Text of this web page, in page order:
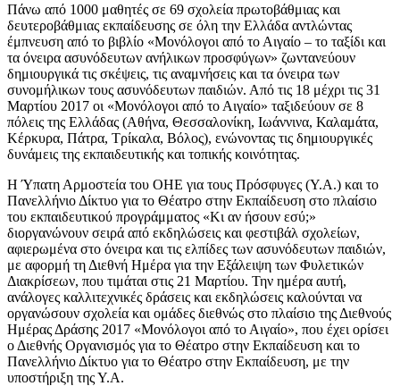
Πάνω από 1000 μαθητές σε 69 σχολεία πρωτοβάθμιας και
δευτεροβάθμιας εκπαίδευσης σε όλη την Ελλάδα αντλώντας
έμπνευση από το βιβλίο «Μονόλογοι από το Αιγαίο – το ταξίδι και
τα όνειρα ασυνόδευτων ανήλικων προσφύγων» ζωντανεύουν
δημιουργικά τις σκέψεις, τις αναμνήσεις και τα όνειρα των
συνομήλικων τους ασυνόδευτων παιδιών. Από τις 18 μέχρι τις 31
Μαρτίου 2017 οι «Μονόλογοι από το Αιγαίο» ταξιδεύουν σε 8
πόλεις της Ελλάδας (Αθήνα, Θεσσαλονίκη, Ιωάννινα, Καλαμάτα,
Κέρκυρα, Πάτρα, Τρίκαλα, Βόλος), ενώνοντας τις δημιουργικές
δυνάμεις της εκπαιδευτικής και τοπικής κοινότητας.
Η Ύπατη Αρμοστεία του ΟΗΕ για τους Πρόσφυγες (Υ.Α.) και το
Πανελλήνιο Δίκτυο για το Θέατρο στην Εκπαίδευση στο πλαίσιο
του εκπαιδευτικού προγράμματος «Κι αν ήσουν εσύ;»
διοργανώνουν σειρά από εκδηλώσεις και φεστιβάλ σχολείων,
αφιερωμένα στο όνειρα και τις ελπίδες των ασυνόδευτων παιδιών,
με αφορμή τη Διεθνή Ημέρα για την Εξάλειψη των Φυλετικών
Διακρίσεων, που τιμάται στις 21 Μαρτίου. Την ημέρα αυτή,
ανάλογες καλλιτεχνικές δράσεις και εκδηλώσεις καλούνται να
οργανώσουν σχολεία και ομάδες διεθνώς στο πλαίσιο της Διεθνούς
Ημέρας Δράσης 2017 «Μονόλογοι από το Αιγαίο», που έχει ορίσει
ο Διεθνής Οργανισμός για το Θέατρο στην Εκπαίδευση και το
Πανελλήνιο Δίκτυο για το Θέατρο στην Εκπαίδευση, με την
υποστήριξη της Υ.Α.